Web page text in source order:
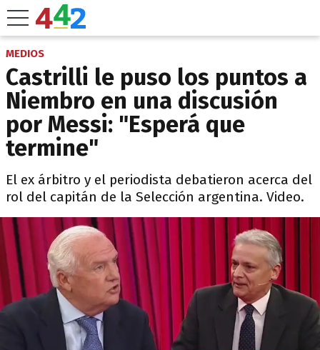
MEDIOS
Castrilli le puso los puntos a
Niembro en una discusión
por Messi: "Esperá que
termine"
El ex árbitro y el periodista debatieron acerca del
rol del capitán de la Selección argentina. Video.